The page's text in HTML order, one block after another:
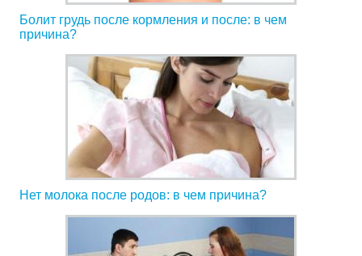
Болит грудь после кормления и после: в чем
причина?
Нет молока после родов: в чем причина?